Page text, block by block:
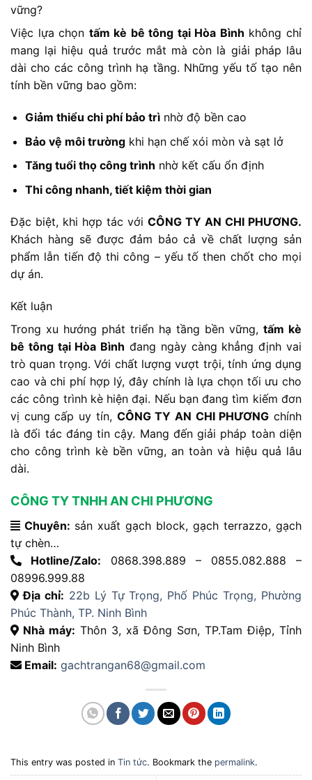
vững?
Việc lựa chọn tấm kè bê tông tại Hòa Bình không chỉ
mang lại hiệu quả trước mắt mà còn là giải pháp lâu
dài cho các công trình hạ tầng. Những yếu tố tạo nên
tính bền vững bao gồm:
Giảm thiểu chi phí bảo trìnhờ độ bền cao
Bảo vệ môi trườngkhi hạn chế xói mòn và sạt lở
Tăng tuổi thọ công trình nhờ kết cấu ổn định
Thi công nhanh, tiết kiệm thời gian
Đặc biệt, khi hợp tác với CÔNG TY AN CHI PHƯƠNG.
Khách hàng sẽ được đảm bảo cả về chất lượng sản
phẩm lẫn tiến độ thi công – yếu tố then chốt cho mọi
dự án.
Kết luận
Trong xu hướng phát triển hạ tầng bền vững, tấm kè
bê tông tại Hòa Bình đang ngày càng khẳng định vai
trò quan trọng. Với chất lượng vượt trội, tính ứng dụng
cao và chi phí hợp lý, đây chính là lựa chọn tối ưu cho
các công trình kè hiện đại. Nếu bạn đang tìm kiếm đơn
vị cung cấp uy tín, CÔNG TY AN CHI PHƯƠNG chính
là đối tác đáng tin cậy. Mang đến giải pháp toàn diện
cho công trình kè bền vững, an toàn và hiệu quả lâu
dài.
CÔNG TY TNHH AN CHI PHƯƠNG
Chuyên: sản xuất gạch block, gạch terrazzo, gạch
tự chèn…
Hotline/Zalo: 0868.398.889 – 0855.082.888 –
08996.999.88
Địa chỉ: 22b Lý Tự Trọng, Phố Phúc Trọng, Phường
Phúc Thành, TP. Ninh Bình
Nhà máy: Thôn 3, xã Đông Sơn, TP.Tam Điệp, Tỉnh
Ninh Bình
Email: gachtrangan68@gmail.com
This entry was posted in Tin tức. Bookmark the permalink.